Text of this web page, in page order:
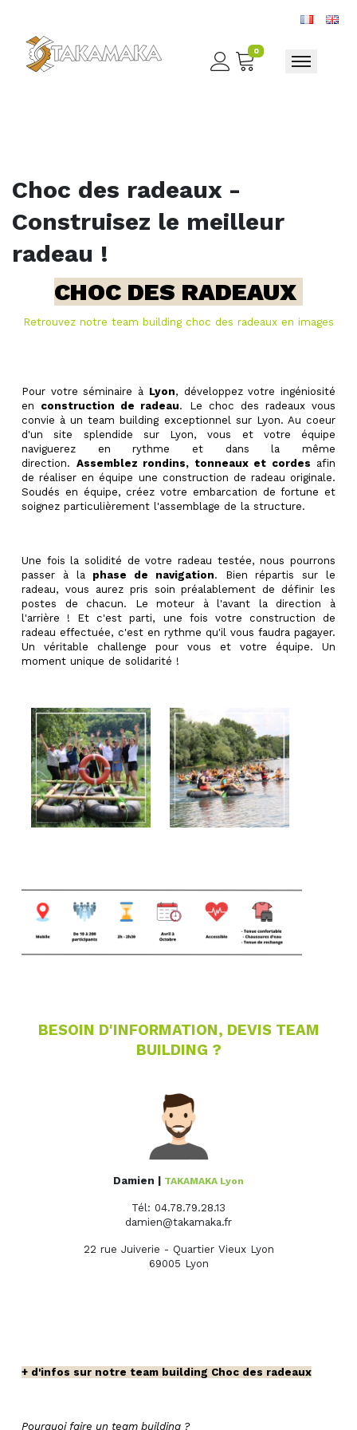
0
Toggle
Choc des radeaux -
Construisez le meilleur
radeau !
CHOC DES RADEAUX
Retrouvez notre team building choc des radeaux en images
Pour votreséminaire à Lyon, développez votre ingéniosité
en construction de radeau. Le choc des radeaux vous
convie à unteam building exceptionnel sur Lyon. Au coeur
d'un site splendide sur Lyon, vous et votre équipe
naviguerez en rythme et dans la même
direction. Assemblez rondins, tonneaux et cordes afin
de réaliser en équipe une construction de radeau originale.
Soudés en équipe, créez votre embarcation de fortune et
soignez particulièrement l'assemblage de la structure.
Une fois la solidité de votre radeau testée, nous pourrons
passer à la phase de navigation. Bien répartis sur le
radeau, vous aurez pris soin préalablement de définir les
postes de chacun. Le moteur à l'avant la direction à
l'arrière ! Et c'est parti, une fois votre construction de
radeau effectuée, c'est en rythme qu'il vous faudra pagayer.
Un véritable challenge pour vous et votre équipe. Un
moment unique de solidarité !
BESOIN D'INFORMATION, DEVIS TEAM
BUILDING ?
Damien | TAKAMAKA Lyon
Tél: 04.78.79.28.13
damien@takamaka.fr
22 rue Juiverie - Quartier Vieux Lyon
69005 Lyon
+ d'infos sur notre team building Choc des radeaux
Pourquoi faire un team building ?